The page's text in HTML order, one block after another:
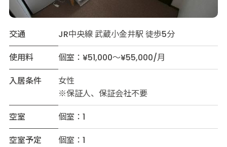
交通
JR中央線 武蔵小金井駅 徒歩5分
使用料
個室：¥51,000～¥55,000/月
入居条件
女性
※保証人、保証会社不要
空室
個室：1
空室予定
個室：1